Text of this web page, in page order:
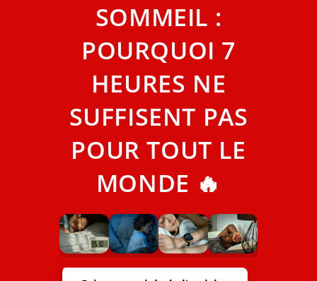
SOMMEIL :
POURQUOI 7
HEURES NE
SUFFISENT PAS
POUR TOUT LE
MONDE 🔥